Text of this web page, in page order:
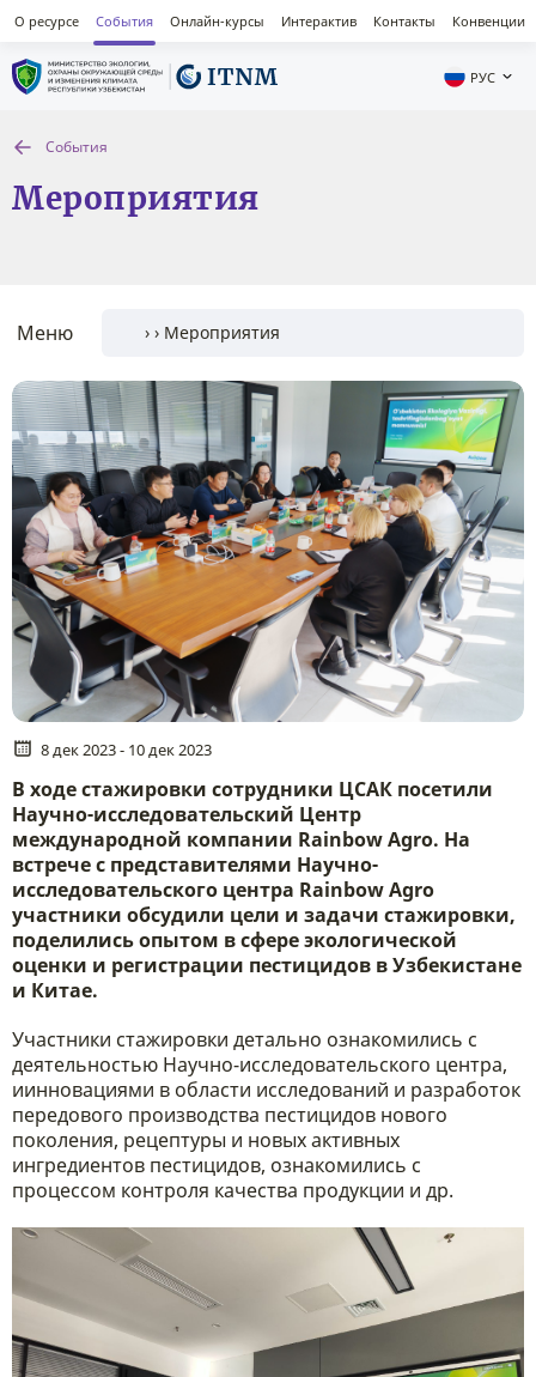
О ресурсе События Онлайн-курсы Интерактив Контакты Конвенции
РУС
События
Мероприятия
Меню
8 дек 2023 - 10 дек 2023
В ходе стажировки сотрудники ЦСАК посетили
Научно-исследовательский Центр
международной компании Rainbow Agro. На
встрече с представителями Научно-
исследовательского центра Rainbow Agro
участники обсудили цели и задачи стажировки,
поделились опытом в сфере экологической
оценки и регистрации пестицидов в Узбекистане
и Китае.
Участники стажировки детально ознакомились с
деятельностью Научно-исследовательского центра,
иинновациями в области исследований и разработок
передового производства пестицидов нового
поколения, рецептуры и новых активных
ингредиентов пестицидов, ознакомились с
процессом контроля качества продукции и др.